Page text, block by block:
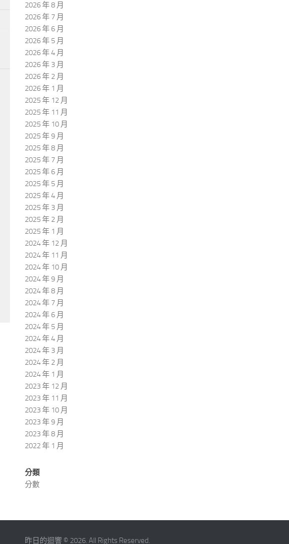
2026 年 8 月
2026 年 7 月
2026 年 6 月
2026 年 5 月
2026 年 4 月
2026 年 3 月
2026 年 2 月
2026 年 1 月
2025 年 12 月
2025 年 11 月
2025 年 10 月
2025 年 9 月
2025 年 8 月
2025 年 7 月
2025 年 6 月
2025 年 5 月
2025 年 4 月
2025 年 3 月
2025 年 2 月
2025 年 1 月
2024 年 12 月
2024 年 11 月
2024 年 10 月
2024 年 9 月
2024 年 8 月
2024 年 7 月
2024 年 6 月
2024 年 5 月
2024 年 4 月
2024 年 3 月
2024 年 2 月
2024 年 1 月
2023 年 12 月
2023 年 11 月
2023 年 10 月
2023 年 9 月
2023 年 8 月
2022 年 1 月
分類
分數
昨日的迴響 © 2026. All Rights Reserved.